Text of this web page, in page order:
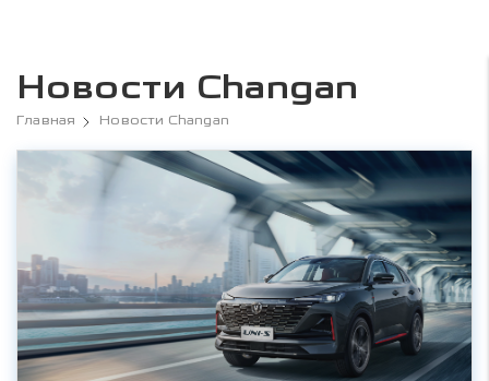
Новости Changan
Главная Новости Changan